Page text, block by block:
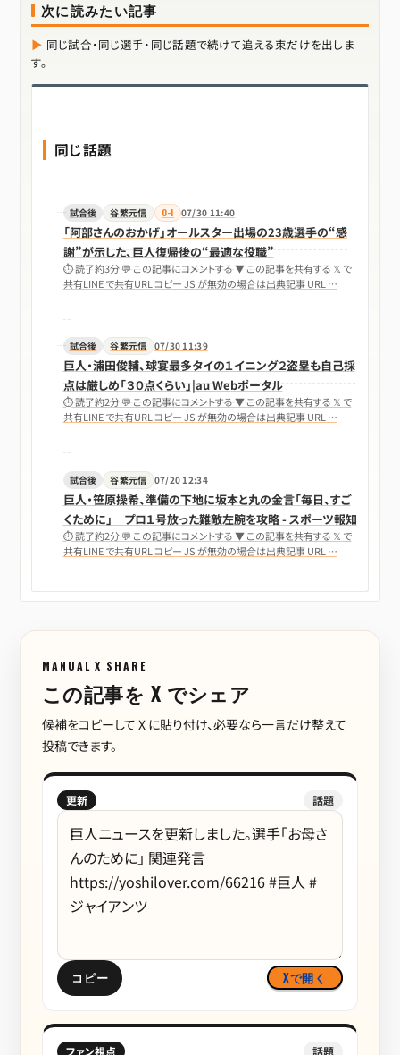
次に読みたい記事
同じ試合・同じ選手・同じ話題で続けて追える束だけを出しま
す。
同じ話題
試合後 谷繁元信 0-1 07/30 11:40
「阿部さんのおかげ」オールスター出場の23歳選手の“感
謝”が示した、巨人復帰後の“最適な役職”
⏱ 読了約3分 💬 この記事にコメントする ▼ この記事を共有する 𝕏 で
共有LINE で共有URL コピー JS が無効の場合は出典記事 URL …
試合後 谷繁元信 07/30 11:39
巨人・浦田俊輔、球宴最多タイの１イニング２盗塁も自己採
点は厳しめ「３０点くらい」|au Webポータル
⏱ 読了約2分 💬 この記事にコメントする ▼ この記事を共有する 𝕏 で
共有LINE で共有URL コピー JS が無効の場合は出典記事 URL …
試合後 谷繁元信 07/20 12:34
巨人・笹原操希、準備の下地に坂本と丸の金言「毎日、すご
くために」 プロ１号放った難敵左腕を攻略 - スポーツ報知
⏱ 読了約2分 💬 この記事にコメントする ▼ この記事を共有する 𝕏 で
共有LINE で共有URL コピー JS が無効の場合は出典記事 URL …
MANUAL X SHARE
この記事を X でシェア
候補をコピーして X に貼り付け、必要なら一言だけ整えて
投稿できます。
更新 話題
コピー Xで開く
ファン視点 話題